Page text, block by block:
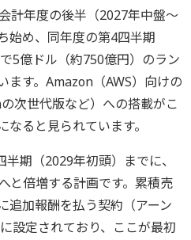
計年度の後半（2027年中盤～
始め、同年度の第4四半期
5億ドル（約750億円）のラン
ます。Amazon（AWS）向けの
次世代版など）への搭載がこ
ると見られています。
期（2029年初頭）までに、
と倍増する計画です。累積売
追加報酬を払う契約（アーン
設定されており、ここが最初